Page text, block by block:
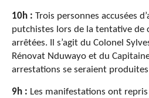
10h : Trois personnes accusées
putchistes lors de la tentative de
arrêtées. Il s’agit du Colonel
Rénovat Nduwayo et du
arrestations se seraient produites
9h : Les manifestations ont